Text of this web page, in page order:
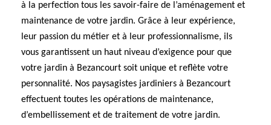
à la perfection tous les savoir-faire de l’aménagement et
maintenance de votre jardin. Grâce à leur expérience,
leur passion du métier et à leur professionnalisme, ils
vous garantissent un haut niveau d’exigence pour que
votre jardin à Bezancourt soit unique et reflète votre
personnalité. Nos paysagistes jardiniers à Bezancourt
effectuent toutes les opérations de maintenance,
d’embellissement et de traitement de votre jardin.